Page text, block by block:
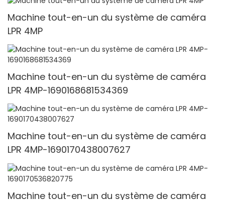
Machine tout-en-un du système de caméra
LPR 4MP
Machine tout-en-un du système de caméra
LPR 4MP-1690168681534369
Machine tout-en-un du système de caméra
LPR 4MP-1690170438007627
Machine tout-en-un du système de caméra